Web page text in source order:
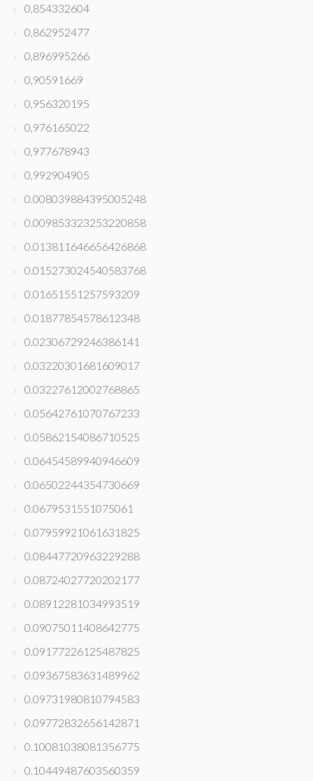
0,854332604
0,862952477
0,896995266
0,90591669
0,956320195
0,976165022
0,977678943
0,992904905
0.008039884395005248
0.009853323253220858
0.013811646656426868
0.015273024540583768
0.01651551257593209
0.01877854578612348
0.02306729246386141
0.03220301681609017
0.03227612002768865
0.05642761070767233
0.05862154086710525
0.06454589940946609
0.06502244354730669
0.0679531551075061
0.07959921061631825
0.08447720963229288
0.08724027720202177
0.08912281034993519
0.09075011408642775
0.09177226125487825
0.09367583631489962
0.09731980810794583
0.09772832656142871
0.10081038081356775
0.10449487603560359